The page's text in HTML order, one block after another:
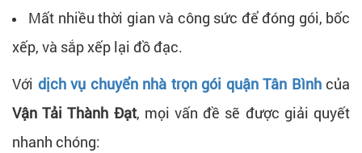
Mất nhiều thời gian và công sức để đóng gói, bốc
xếp, và sắp xếp lại đồ đạc.
Với dịch vụ chuyển nhà trọn gói quận Tân Bìnhcủa
Vận Tải Thành Đạt, mọi vấn đề sẽ được giải quyết
nhanh chóng: